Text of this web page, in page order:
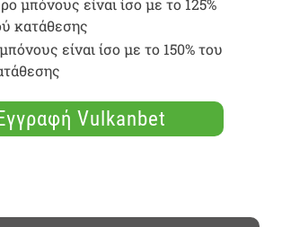
μπόνους είναι ίσο με το 125%
κατάθεσης
είναι ίσο με το 150% του
Vulkanbet